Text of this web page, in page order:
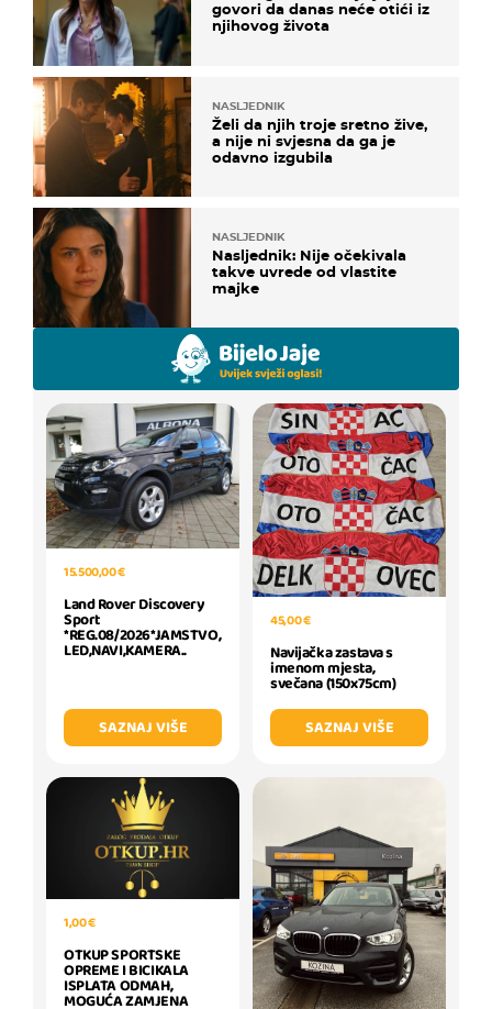
govori da danas neće otići iz
njihovog života
NASLJEDNIK
Želi da njih troje sretno žive,
a nije ni svjesna da ga je
odavno izgubila
NASLJEDNIK
Nasljednik: Nije očekivala
takve uvrede od vlastite
majke
15.500,00 €
Land Rover Discovery
Sport
*REG.08/2026*JAMSTVO,
LED,NAVI,KAMERA..
SAZNAJ VIŠE
45,00 €
Navijačka zastava s
imenom mjesta,
svečana (150x75cm)
SAZNAJ VIŠE
1,00 €
OTKUP SPORTSKE
OPREME I BICIKALA
ISPLATA ODMAH,
MOGUĆA ZAMJENA